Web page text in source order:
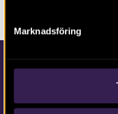
Marknadsföring